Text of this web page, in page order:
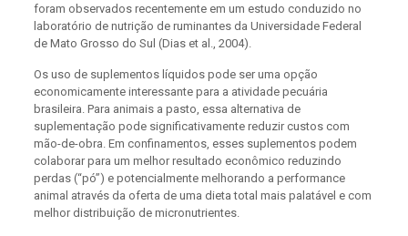
foram observados recentemente em um estudo conduzido no
laboratório de nutrição de ruminantes da Universidade Federal
de Mato Grosso do Sul (Dias et al., 2004).
Os uso de suplementos líquidos pode ser uma opção
economicamente interessante para a atividade pecuária
brasileira. Para animais a pasto, essa alternativa de
suplementação pode significativamente reduzir custos com
mão-de-obra. Em confinamentos, esses suplementos podem
colaborar para um melhor resultado econômico reduzindo
perdas (“pó”) e potencialmente melhorando a performance
animal através da oferta de uma dieta total mais palatável e com
melhor distribuição de micronutrientes.